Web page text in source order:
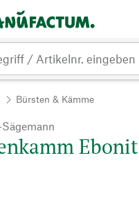
Bürsten & Kämme
Ebonit